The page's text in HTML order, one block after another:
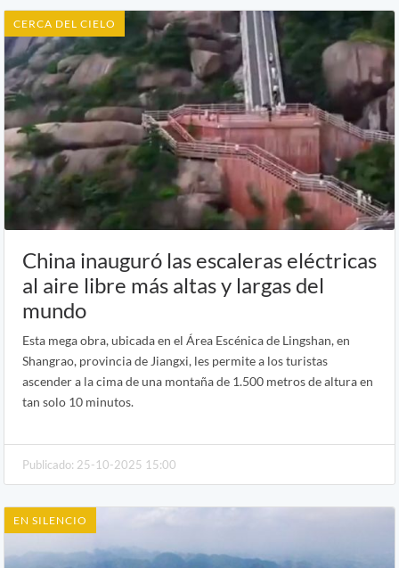
CERCA DEL CIELO
China inauguró las escaleras eléctricas
al aire libre más altas y largas del
mundo
Esta mega obra, ubicada en el Área Escénica de Lingshan, en
Shangrao, provincia de Jiangxi, les permite a los turistas
ascender a la cima de una montaña de 1.500 metros de altura en
tan solo 10 minutos.
Publicado: 25-10-2025 15:00
EN SILENCIO